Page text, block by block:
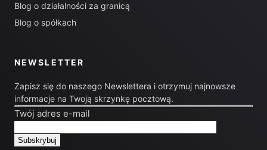
Blog o działalności za granicą
Blog o spółkach
NEWSLETTER
Zapisz się do naszego Newslettera i otrzymuj najnowsze
informacje na Twoją skrzynkę pocztową.
Twój adres e-mail